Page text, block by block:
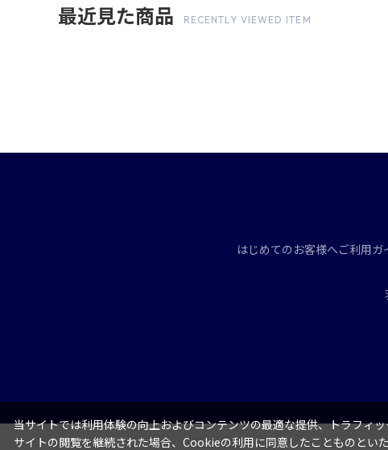
最近見た商品 RECENTLY VIEWED ITEM
はじめてのお客様へご利用ガ
当サイトでは利用体験の向上およびコンテンツの最適な提供、トラフィ
サイトの閲覧を継続された場合、Cookieの利用に同意したことものといた